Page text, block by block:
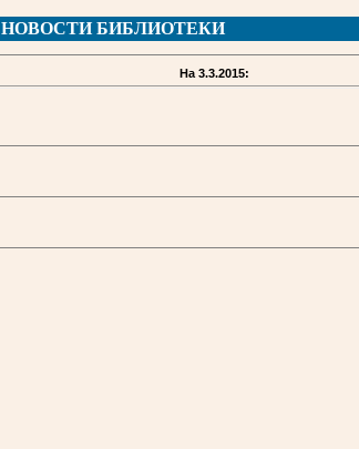
НОВОСТИ БИБЛИОТЕКИ
На 3.3.2015: